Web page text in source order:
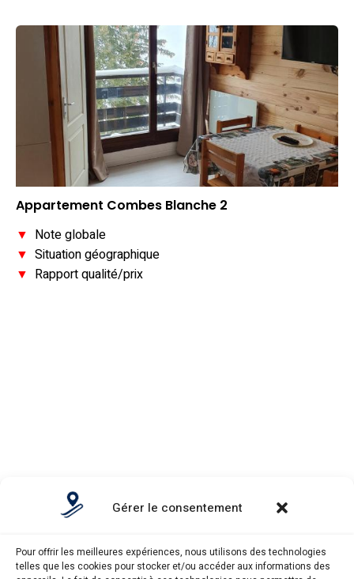
Gérer le consentement
Pour offrir les meilleures expériences, nous utilisons des technologies
telles que les cookies pour stocker et/ou accéder aux informations des
Appartement Combes Blanche 2
▼ Note globale
▼ Situation géographique
▼ Rapport qualité/prix
Note globale
▼Rapport qualité/prix